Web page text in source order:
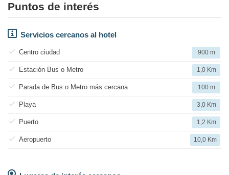
Puntos de interés
Servicios cercanos al hotel
Centro ciudad 900 m
Estación Bus o Metro 1,0 Km
Parada de Bus o Metro más cercana 100 m
Playa 3,0 Km
Puerto 1,2 Km
Aeropuerto 10,0 Km